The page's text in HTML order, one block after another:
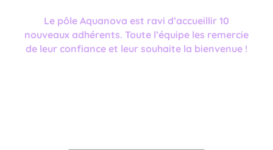
Le pôle Aquanova est ravi d’accueillir 10
nouveaux adhérents. Toute l’équipe les remercie
de leur confiance et leur souhaite la bienvenue !